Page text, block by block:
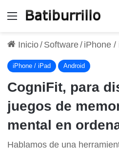
Menú
Inicio/ Software/ iPhone /
iPhone / iPad Android
CogniFit, para
juegos de
mental en
Hablamos de una